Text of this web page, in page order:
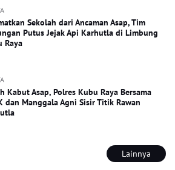
Sekolah dari Ancaman Asap, Tim
Putus Jejak Api Karhutla di Limbung
Raya
Kabut Asap, Polres Kubu Raya Bersama
dan Manggala Agni Sisir Titik Rawan
Lainnya